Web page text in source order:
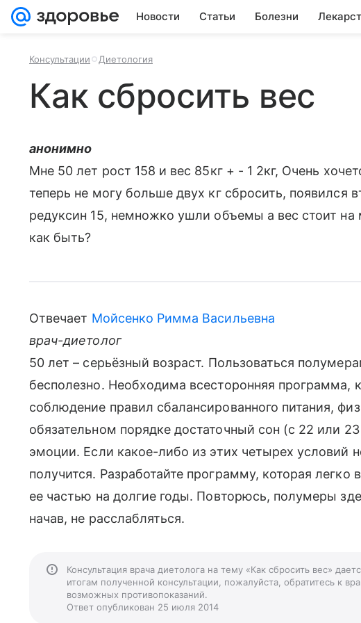
Новости Статьи Болезни
Консультации Диетология
Как сбросить вес
анонимно
Мне 50 лет рост 158 и вес 85кг + - 1 2кг, Очень
теперь не могу больше двух кг сбросить, появился
редуксин 15, немножко ушли объемы а вес стоит на
как быть?
Отвечает Мойсенко Римма Васильевна
врач-диетолог
50 лет – серьёзный возраст. Пользоваться
бесполезно. Необходима всесторонняя программа,
соблюдение правил сбалансированного питания,
обязательном порядке достаточный сон (с 22 или
эмоции. Если какое-либо из этих четырех условий
получится. Разработайте программу, которая
ее частью на долгие годы. Повторюсь, полумеры
начав, не расслабляться.
Консультация врача диетолога на тему «Как сбросить вес»
итогам полученной консультации, пожалуйста, обратитесь к
возможных противопоказаний.
Ответ опубликован 25 июля 2014